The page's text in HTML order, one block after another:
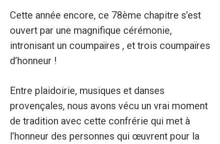
Cette année encore, ce 78ème chapitre s’est
ouvert par une magnifique cérémonie,
intronisant un coumpaïres , et trois coumpaïres
d’honneur !
Entre plaidoirie, musiques et danses
provençales, nous avons vécu un vrai moment
de tradition avec cette confrérie qui met à
l’honneur des personnes qui œuvrent pour la